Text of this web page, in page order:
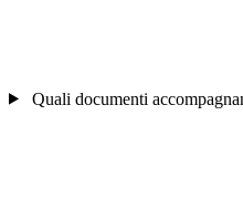
Quali documenti